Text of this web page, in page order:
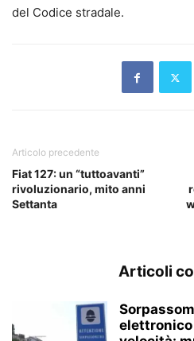
del Codice stradale.
Articolo precedente
Fiat 127: un “tuttoavanti”
rivoluzionario, mito anni
Settanta
Articoli
elettronico